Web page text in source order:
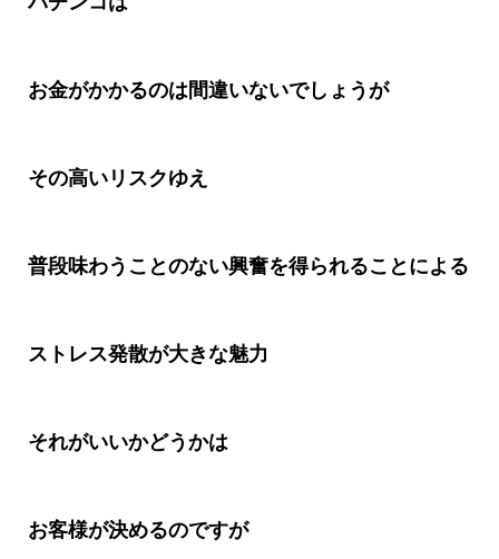
お金がかかるのは間違いないでしょうが
その高いリスクゆえ
普段味わうことのない興奮を得られることによる
ストレス発散が大きな魅力
それがいいかどうかは
お客様が決めるのですが